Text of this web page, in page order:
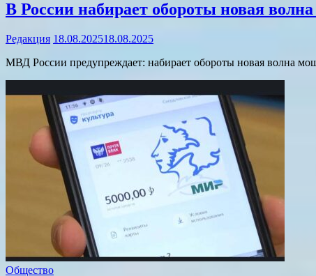
В России набирает обороты новая
Редакция 18.08.202518.08.2025
МВД России предупреждает: набирает обороты новая волна
Общество